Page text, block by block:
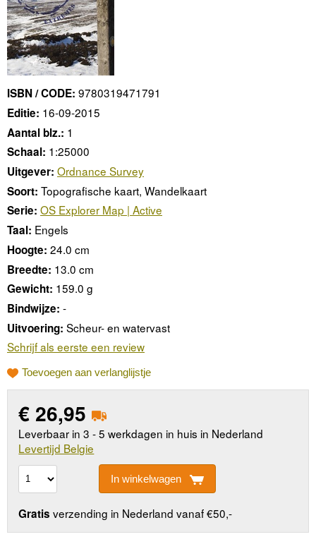
ISBN / CODE: 9780319471791
Editie: 16-09-2015
Aantal blz.: 1
Schaal: 1:25000
Uitgever: Ordnance Survey
Soort: Topografische kaart, Wandelkaart
Serie: OS Explorer Map | Active
Taal: Engels
Hoogte: 24.0 cm
Breedte: 13.0 cm
Gewicht: 159.0 g
Bindwijze: -
Uitvoering: Scheur- en watervast
Schrijf als eerste een review
Toevoegen aan verlanglijstje
€ 26,95
Leverbaar in 3 - 5 werkdagen in huis in Nederland
Levertijd Belgie
In winkelwagen
Gratis verzending in Nederland vanaf €50,-